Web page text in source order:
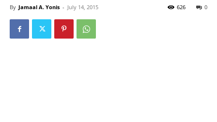
By Jamaal A. Yonis - July 14, 2015 0
626